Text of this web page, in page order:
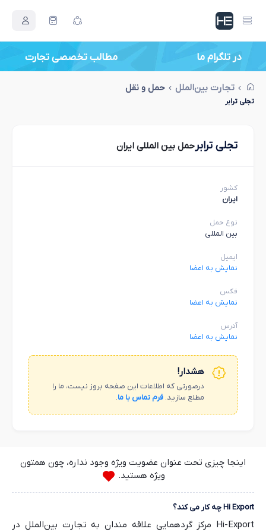
در تلگرام ما مطالب تخصصی تجارت
تجارت بین‌الملل حمل و نقل
تجلی ترابر
تجلی ترابرحمل بین المللی ایران
کشور
ایران
نوع حمل
بین المللی
ایمیل
نمایش به اعضا
فکس
نمایش به اعضا
آدرس
نمایش به اعضا
هشدار!
درصورتی که اطلاعات این صفحه بروز نیست، ما را
مطلع سازید. فرم تماس با ما.
اینجا چیزی تحت عنوان عضویت ویژه وجود نداره، چون همتون
ویژه هستید.
Hi Export چه کار می کند؟
Hi-Export مرکز گردهمایی علاقه مندان به تجارت بین‌الملل در